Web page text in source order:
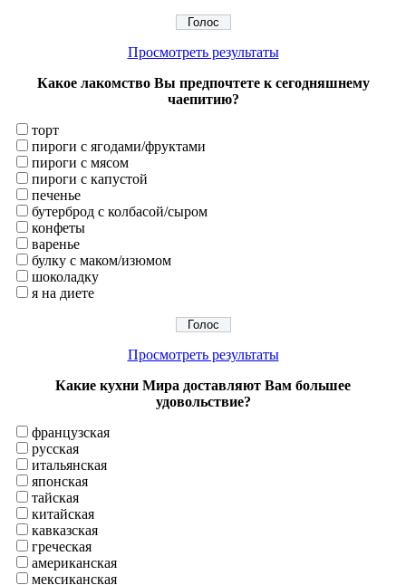
Просмотреть результаты
Какое лакомство Вы предпочтете к сегодняшнему
чаепитию?
торт
пироги с ягодами/фруктами
пироги с мясом
пироги с капустой
печенье
бутерброд с колбасой/сыром
конфеты
варенье
булку с маком/изюмом
шоколадку
я на диете
Просмотреть результаты
Какие кухни Мира доставляют Вам большее
удовольствие?
французская
русская
итальянская
японская
тайская
китайская
кавказская
греческая
американская
мексиканская